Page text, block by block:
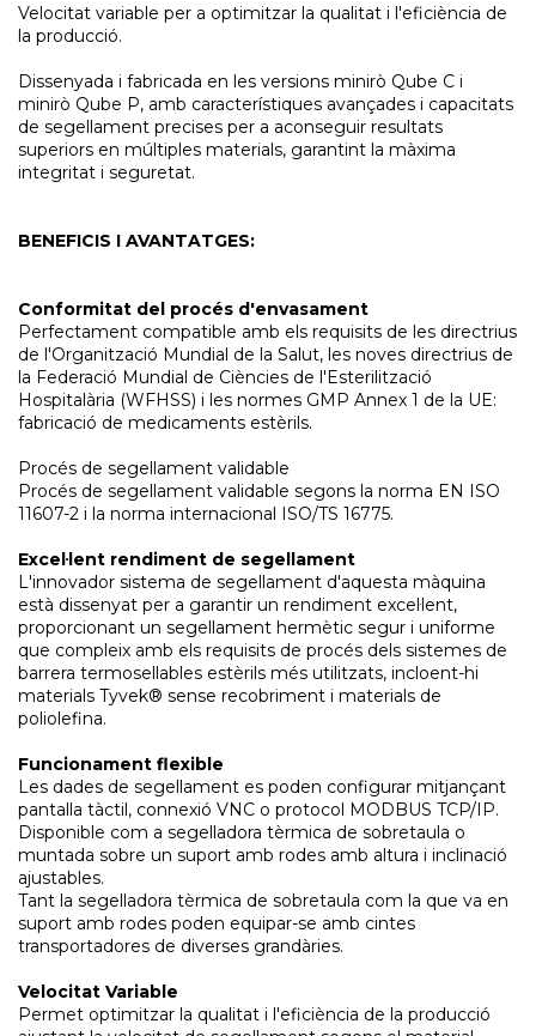
Velocitat variable per a optimitzar la qualitat i l'eficiència de
la producció.
Dissenyada i fabricada en les versions minirò Qube C i
minirò Qube P, amb característiques avançades i capacitats
de segellament precises per a aconseguir resultats
superiors en múltiples materials, garantint la màxima
integritat i seguretat.
BENEFICIS I AVANTATGES:
Conformitat del procés d'envasament
Perfectament compatible amb els requisits de les directrius
de l'Organització Mundial de la Salut, les noves directrius de
la Federació Mundial de Ciències de l'Esterilització
Hospitalària (WFHSS) i les normes GMP Annex 1 de la UE:
fabricació de medicaments estèrils.
Procés de segellament validable
Procés de segellament validable segons la norma EN ISO
11607-2 i la norma internacional ISO/TS 16775.
Excel·lent rendiment de segellament
L'innovador sistema de segellament d'aquesta màquina
està dissenyat per a garantir un rendiment excel·lent,
proporcionant un segellament hermètic segur i uniforme
que compleix amb els requisits de procés dels sistemes de
barrera termosellables estèrils més utilitzats, incloent-hi
materials Tyvek® sense recobriment i materials de
poliolefina.
Funcionament flexible
Les dades de segellament es poden configurar mitjançant
pantalla tàctil, connexió VNC o protocol MODBUS TCP/IP.
Disponible com a segelladora tèrmica de sobretaula o
muntada sobre un suport amb rodes amb altura i inclinació
ajustables.
Tant la segelladora tèrmica de sobretaula com la que va en
suport amb rodes poden equipar-se amb cintes
transportadores de diverses grandàries.
Velocitat Variable
Permet optimitzar la qualitat i l'eficiència de la producció